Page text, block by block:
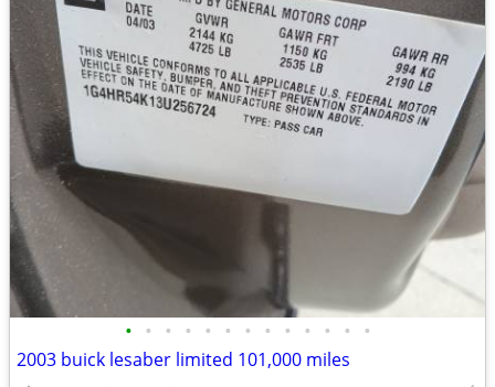
• • • • • • • • • • • • •
2003 buick lesaber limited 101,000 miles